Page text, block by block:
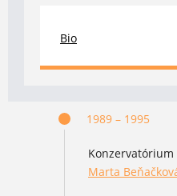
Bio
1989 – 1995
Konzervatórium
Marta
(otvorí sa v